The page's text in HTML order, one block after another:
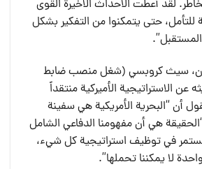
لقد أعطت الأحداث الأخيرة القوى
للتأمل، حتى يتمكنوا من التفكير بشكل
سيث كروبسي (شغل منصب ضابط
عن الاستراتيجية الأميركية منتقداً
أن “البحرية الأمريكية هي سفينة
هي أن مفهومنا الدفاعي الشامل
نستمر في توظيف استراتيجية كل شيء،
لا يمكننا تحملها”.